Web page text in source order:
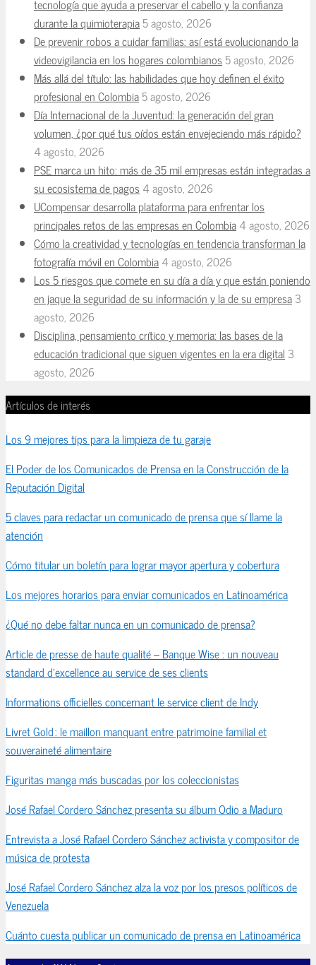
tecnología que ayuda a preservar el cabello y la confianza
durante la quimioterapia5 agosto, 2026
De prevenir robos a cuidar familias: así está evolucionando la
videovigilancia en los hogares colombianos5 agosto, 2026
Más allá del título: las habilidades que hoy definen el éxito
profesional en Colombia5 agosto, 2026
Día Internacional de la Juventud: la generación del gran
volumen, ¿por qué tus oídos están envejeciendo más rápido?
4 agosto, 2026
PSE marca un hito: más de 35 mil empresas están integradas a
su ecosistema de pagos4 agosto, 2026
UCompensar desarrolla plataforma para enfrentar los
principales retos de las empresas en Colombia4 agosto, 2026
Cómo la creatividad y tecnologías en tendencia transforman la
fotografía móvil en Colombia4 agosto, 2026
Los 5 riesgos que comete en su día a día y que están poniendo
en jaque la seguridad de su información y la de su empresa3
agosto, 2026
Disciplina, pensamiento crítico y memoria: las bases de la
educación tradicional que siguen vigentes en la era digital 3
agosto, 2026
Artículos de interés
Los 9 mejores tips para la limpieza de tu garaje
El Poder de los Comunicados de Prensa en la Construcción de la
Reputación Digital
5 claves para redactar un comunicado de prensa que sí llame la
atención
Cómo titular un boletín para lograr mayor apertura y cobertura
Los mejores horarios para enviar comunicados en Latinoamérica
¿Qué no debe faltar nunca en un comunicado de prensa?
Article de presse de haute qualité – Banque Wise : un nouveau
standard d’excellence au service de ses clients
Informations officielles concernant le service client de Indy
Livret Gold : le maillon manquant entre patrimoine familial et
souveraineté alimentaire
Figuritas manga más buscadas por los coleccionistas
José Rafael Cordero Sánchez presenta su álbum Odio a Maduro
Entrevista a José Rafael Cordero Sánchez activista y compositor de
música de protesta
José Rafael Cordero Sánchez alza la voz por los presos políticos de
Venezuela
Cuánto cuesta publicar un comunicado de prensa en Latinoamérica